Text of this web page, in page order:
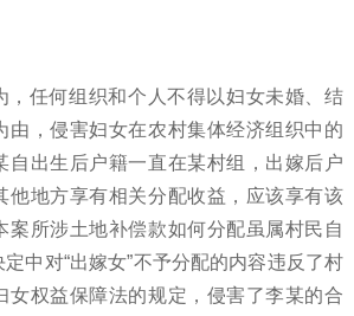
，任何组织和个人不得以妇女未婚、结
由，侵害妇女在农村集体经济组织中的
自出生后户籍一直在某村组，出嫁后户
他地方享有相关分配收益，应该享有该
案所涉土地补偿款如何分配虽属村民自
定中对“出嫁女”不予分配的内容违反了村
女权益保障法的规定，侵害了李某的合